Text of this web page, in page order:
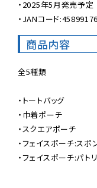
・2025年5月発売予定
・JANコード
商品内容
全5種類
・トートバッグ
・巾着ポーチ
・スクエアポーチ
・フェイスポーチ:スポ
・フェイスポーチ:パト